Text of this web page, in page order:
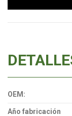
OEM:
Año fabricación